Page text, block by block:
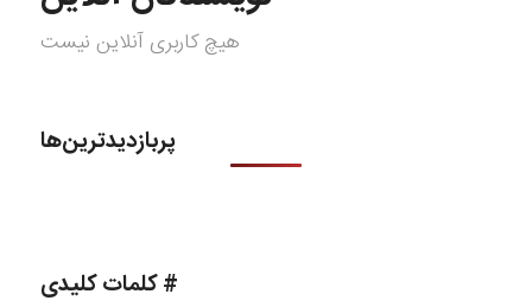
هیچ کاربری آنلاین نیست
پربازدیدترین‌ها
# کلمات کلیدی